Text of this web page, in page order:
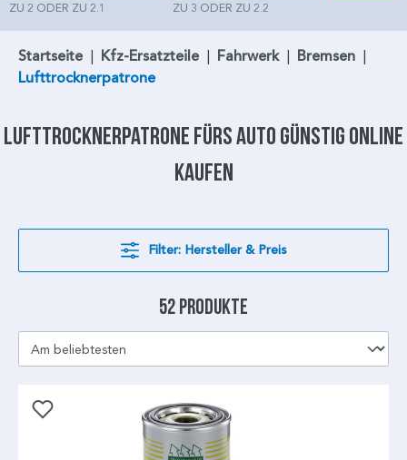
ZU 2 ODER ZU 2.1 ZU 3 ODER ZU 2.2
Startseite | Kfz-Ersatzteile | Fahrwerk | Bremsen |
Lufttrocknerpatrone
Lufttrocknerpatrone fürs Auto günstig online
kaufen
Filter: Hersteller & Preis
52 Produkte